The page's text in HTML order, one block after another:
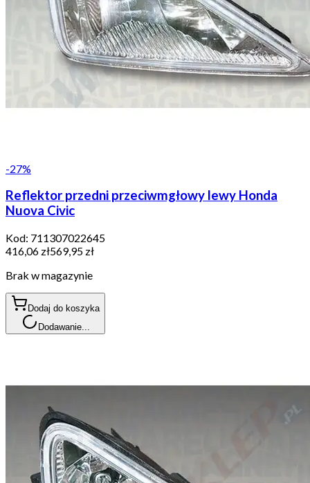
-27%
Reflektor przedni przeciwmgłowy lewy Honda
Nuova Civic
Kod: 711307022645
416,06 zł569,95 zł
Brak w magazynie
Dodaj do koszyka
Dodawanie...